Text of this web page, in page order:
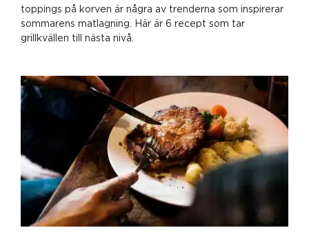
toppings på korven är några av trenderna som inspirerar
sommarens matlagning. Här är 6 recept som tar
grillkvällen till nästa nivå.